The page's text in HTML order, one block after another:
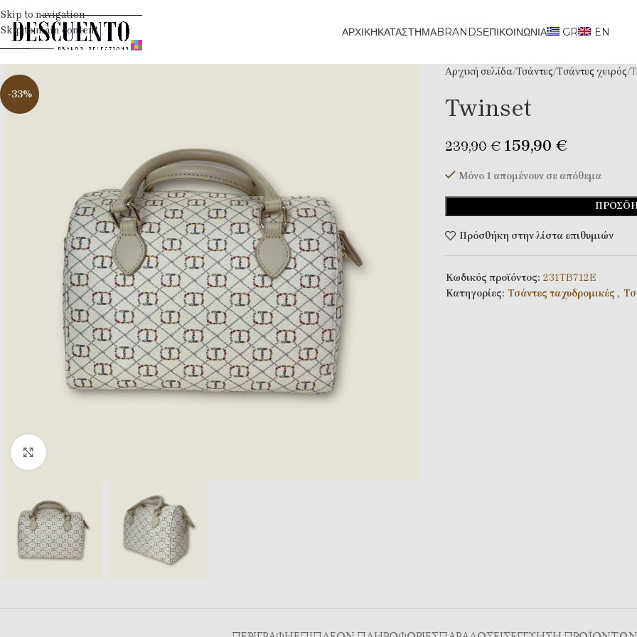
Skip to navigation
Skip to main content
ΑΡΧΙΚΗΚΑΤΆΣΤΗΜΑBRANDSΕΠΙΚΟΙΝΩΝΊΑ GR EN
-33%
Αρχική σελίδα Τσάντες Tσάντες χειρός
Twinset
239,90€ 159,90 €
Μόνο 1 απομένουν σε απόθεμα
Πρόσθήκη στην λίστα επιθυμιών
Κωδικός προϊόντος: 231TB712E
Κατηγορίες: Tσάντες ταχυδρομικές ,